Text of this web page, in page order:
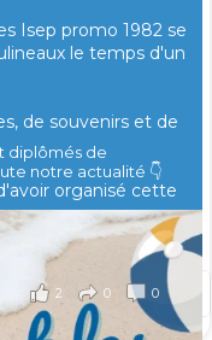
Isep promo 1982 se
le temps d'un
de souvenirs et de
organisé cette
2 0 0
diplômés de
notre actualité 👇